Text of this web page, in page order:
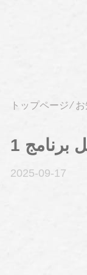
トップページ⁄
2025-09-17